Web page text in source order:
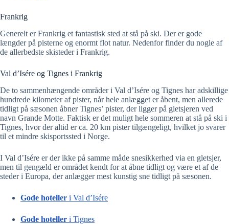
Frankrig
Generelt er Frankrig et fantastisk sted at stå på ski. Der er gode
længder på pisterne og enormt flot natur. Nedenfor finder du nogle af
de allerbedste skisteder i Frankrig.
Val d’Isére og Tignes i Frankrig
De to sammenhængende områder i Val d’Isére og Tignes har adskillige
hundrede kilometer af pister, når hele anlægget er åbent, men allerede
tidligt på sæsonen åbner Tignes’ pister, der ligger på gletsjeren ved
navn Grande Motte. Faktisk er det muligt hele sommeren at stå på ski i
Tignes, hvor der altid er ca. 20 km pister tilgængeligt, hvilket jo svarer
til et mindre skisportssted i Norge.
I Val d’Isére er der ikke på samme måde snesikkerhed via en gletsjer,
men til gengæld er området kendt for at åbne tidligt og være et af de
steder i Europa, der anlægger mest kunstig sne tidligt på sæsonen.
Gode hoteller i Val d’Isére
Gode hoteller i Tignes